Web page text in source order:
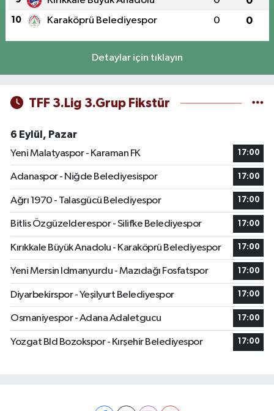
10 Karaköprü Belediyespor 0 0
Detaylar için tıklayın
TFF 3.Lig 3.Grup Fikstür
6 Eylül, Pazar
Yeni Malatyaspor - Karaman FK
17:00
Adanaspor - Niğde Belediyesispor 17:00
Ağrı 1970 - Talasgücü Belediyespor 17:00
Bitlis Özgüzelderespor - Silifke Belediyespor 17:00
Kırıkkale Büyük Anadolu - Karaköprü Belediyespor 17:00
Yeni Mersin Idmanyurdu - Mazıdağı Fosfatspor 17:00
Diyarbekirspor - Yeşilyurt Belediyespor 17:00
Osmaniyespor - Adana Adaletgucu 17:00
Yozgat Bld Bozokspor - Kırşehir Belediyespor 17:00